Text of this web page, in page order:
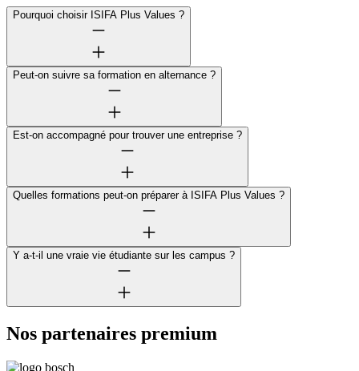
Pourquoi choisir ISIFA Plus Values ?
Peut-on suivre sa formation en alternance ?
Est-on accompagné pour trouver une entreprise ?
Quelles formations peut-on préparer à ISIFA Plus Values ?
Y a-t-il une vraie vie étudiante sur les campus ?
Nos partenaires premium